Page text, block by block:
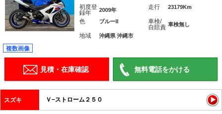
初度登
録年
2009年 走行 23179Km
色 ブルーII
車検/
自賠責 車検無し
地域 沖縄県 沖縄市
複数画像
見積・在庫確認 無料電話をかける
スズキ Ｖ−ストローム２５０